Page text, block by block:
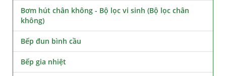
Bơm hút chân không - Bộ lọc vi sinh (Bộ lọc chân
không)
Bếp đun bình cầu
Bếp gia nhiệt